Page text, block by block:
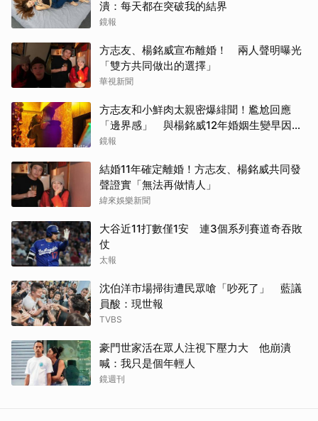
潰：每天都在突破我的結界
鏡報
方志友、楊銘威宣布離婚！ 兩人聲明曝光
「雙方共同做出的選擇」
華視新聞
方志友和小鮮肉太親密爆緋聞！尷尬回應
「邊界感」 與楊銘威12年婚姻生變早因
「這問題」洩端倪
鏡報
結婚11年確定離婚！方志友、楊銘威共同發
聲證實「無法再做情人」
緯來娛樂新聞
大谷近11打數僅1安 連3個系列賽道奇吞敗
仗
太報
沈伯洋市場掃街遭民眾嗆「吵死了」 藍議
員酸：現世報
TVBS
豪門世家活在眾人注視下壓力大 他崩潰
喊：我只是個年輕人
鏡週刊